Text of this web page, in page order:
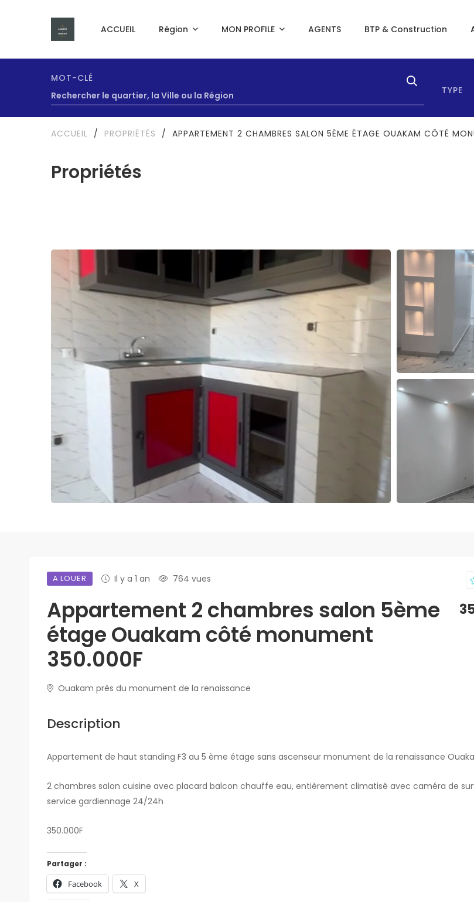
ACCUEIL Région MON PROFILE AGENTS BTP & Construction
MOT-CLÉ
TYPE
Propriétés
ACCUEIL / PROPRIÉTÉS / APPARTEMENT 2 CHAMBRES SALON 5ÈME ÉTAGE OUAKAM CÔTÉ
A LOUER Il y a 1 an 764 vues
Appartement 2 chambres salon 5ème
étage Ouakam côté monument
350.000F
Ouakam près du monument de la renaissance
Description
Appartement de haut standing F3 au 5 ème étage sans ascenseur monument de la renaissance
2 chambres salon cuisine avec placard balcon chauffe eau, entièrement climatisé avec caméra de
service gardiennage 24/24h
350.000F
Partager :
Facebook X